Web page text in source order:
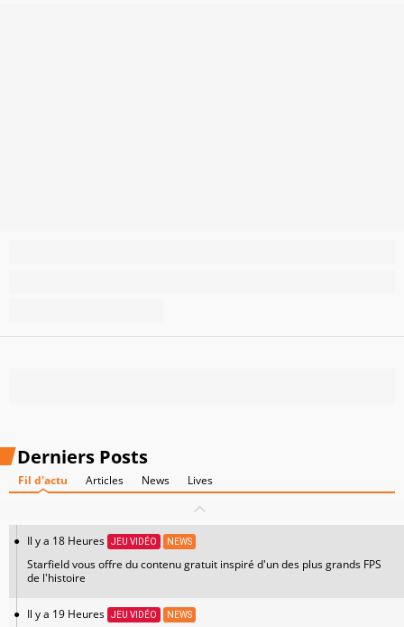
Derniers Posts
Fil d'actu Articles News Lives
Il y a 18 Heures JEU VIDÉO NEWS
Starfield vous offre du contenu gratuit inspiré d'un des plus grands FPS
de l'histoire
Il y a 19 Heures JEU VIDÉO NEWS